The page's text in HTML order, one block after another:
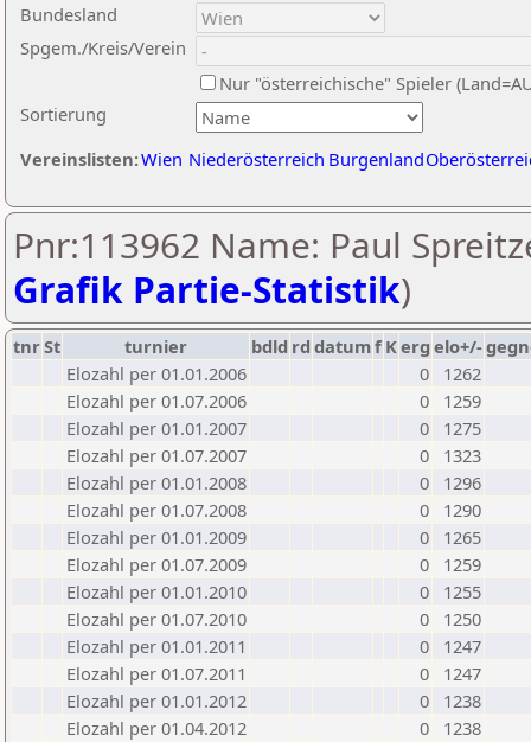
Sortierung
Bundesland
Spgem./Kreis/Verein
Nur "österreichische" Spieler
Vereinslisten:Wien Niederösterreich Burgenland
Pnr:113962 Name: Paul
Grafik Partie-Statistik)
tnrSt turnier bdld rd datumf Kerg elo+/-
Elozahl per 01.01.2006
0
1262
Elozahl per 01.07.2006
0
1259
Elozahl per 01.01.2007
0
1275
Elozahl per 01.07.2007
0
1323
Elozahl per 01.01.2008
0
1296
Elozahl per 01.07.2008
0
1290
Elozahl per 01.01.2009
0
1265
Elozahl per 01.07.2009
0
1259
Elozahl per 01.01.2010
0
1255
Elozahl per 01.07.2010
0
1250
Elozahl per 01.01.2011
0
1247
Elozahl per 01.07.2011
0
1247
Elozahl per 01.01.2012
0
1238
Elozahl per 01.04.2012
0
1238